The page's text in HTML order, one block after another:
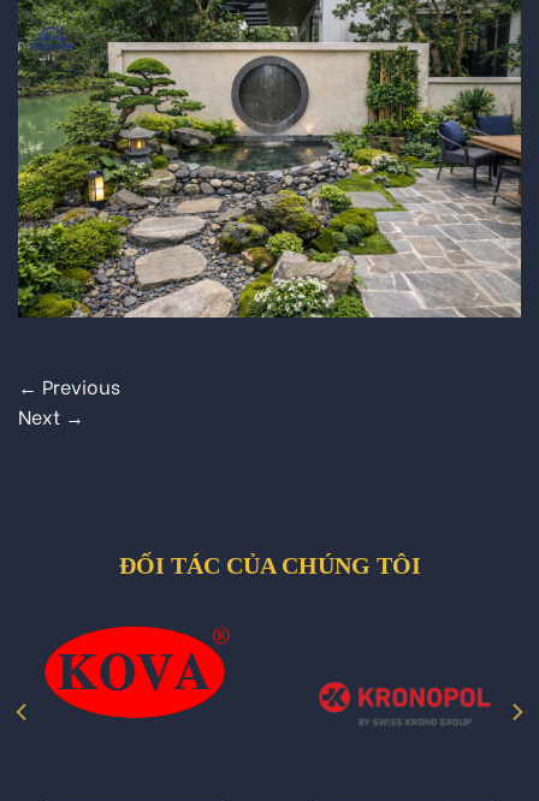
← Previous
Next →
ĐỐI TÁC CỦA CHÚNG TÔI